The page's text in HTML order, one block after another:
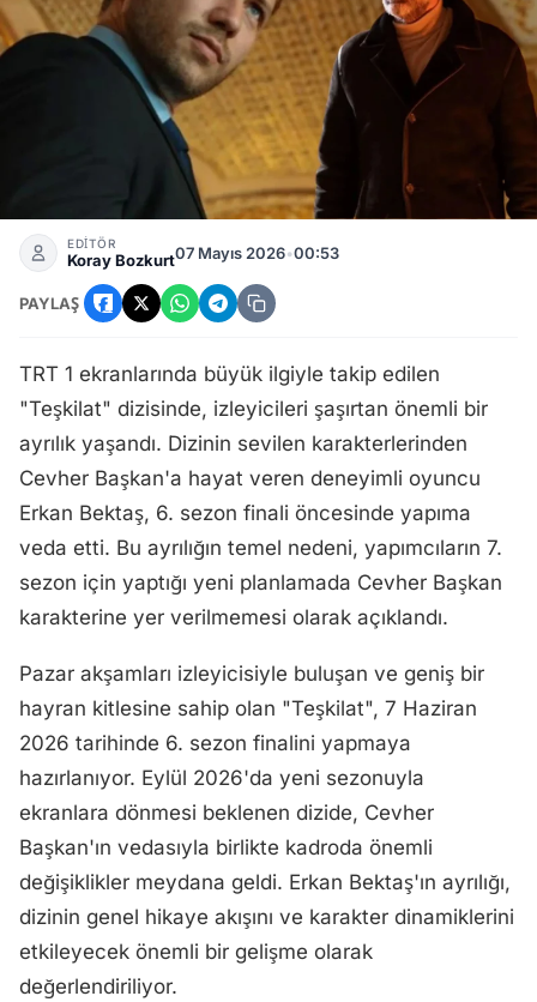
Teşkilat Dizisi Cevher Başkan Karakterine Hayat Veren
EDİTÖR
Koray Bozkurt07 Mayıs 2026•00:53
PAYLAŞ
TRT 1 ekranlarında büyük ilgiyle takip edilen
"Teşkilat" dizisinde, izleyicileri şaşırtan önemli bir
ayrılık yaşandı. Dizinin sevilen karakterlerinden
Cevher Başkan'a hayat veren deneyimli oyuncu
Erkan Bektaş, 6. sezon finali öncesinde yapıma
veda etti. Bu ayrılığın temel nedeni, yapımcıların 7.
sezon için yaptığı yeni planlamada Cevher Başkan
karakterine yer verilmemesi olarak açıklandı.
Pazar akşamları izleyicisiyle buluşan ve geniş bir
hayran kitlesine sahip olan "Teşkilat", 7 Haziran
2026 tarihinde 6. sezon finalini yapmaya
hazırlanıyor. Eylül 2026'da yeni sezonuyla
ekranlara dönmesi beklenen dizide, Cevher
Başkan'ın vedasıyla birlikte kadroda önemli
değişiklikler meydana geldi. Erkan Bektaş'ın ayrılığı,
dizinin genel hikaye akışını ve karakter dinamiklerini
etkileyecek önemli bir gelişme olarak
değerlendiriliyor.